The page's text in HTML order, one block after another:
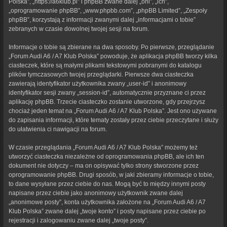
Polska”, „https://a6klub.pl” i phpBB zwane dalej „oni”, „ich”,
„oprogramowanie phpBB”, „www.phpbb.com”, „phpBB Limited”, „Zespoły
phpBB”, korzystają z informacji zwanymi dalej „informacjami o tobie”
zebranych w czasie dowolnej twojej sesji na forum.
Informacje o tobie są zbierane na dwa sposoby. Po pierwsze, przeglądanie
„Forum Audi A6 / A7 Klub Polska” powoduje, że aplikacja phpBB tworzy kilka
ciasteczek, które są małymi plikami tekstowymi pobranymi do katalogu
plików tymczasowych twojej przeglądarki. Pierwsze dwa ciasteczka
zawierają identyfikator użytkownika zwany „user-id” i anonimowy
identyfikator sesji zwany „session-id”, automatycznie przyznane ci przez
aplikację phpBB. Trzecie ciasteczko zostanie utworzone, gdy przejrzysz
chociaż jeden temat na „Forum Audi A6 / A7 Klub Polska”. Jest ono używane
do zapisania informacji, które tematy zostały przez ciebie przeczytane i służy
do ułatwienia ci nawigacji na forum.
W czasie przeglądania „Forum Audi A6 / A7 Klub Polska” możemy też
utworzyć ciasteczka niezależne od oprogramowania phpBB, ale ich ten
dokument nie dotyczy – ma on opisywać tylko strony stworzone przez
oprogramowanie phpBB. Drugi sposób, w jaki zbieramy informacje o tobie,
to dane wysyłane przez ciebie do nas. Mogą być to między innymi posty
napisane przez ciebie jako anonimowy użytkownik zwane dalej
„anonimowe posty”, konta użytkownika założone na „Forum Audi A6 / A7
Klub Polska” zwane dalej „twoje konto” i posty napisane przez ciebie po
rejestracji i zalogowaniu zwane dalej „twoje posty”.